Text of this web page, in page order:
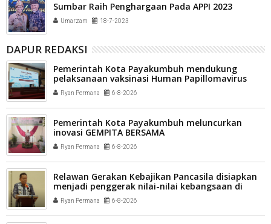
Sumbar Raih Penghargaan Pada APPI 2023
Umarzam 18-7-2023
DAPUR REDAKSI
Pemerintah Kota Payakumbuh mendukung
pelaksanaan vaksinasi Human Papillomavirus
(HPV) bagi aparatur sipil negara (ASN) dan
masyarakat
Ryan Permana 6-8-2026
Pemerintah Kota Payakumbuh meluncurkan
inovasi GEMPITA BERSAMA
Ryan Permana 6-8-2026
Relawan Gerakan Kebajikan Pancasila disiapkan
menjadi penggerak nilai-nilai kebangsaan di
tengah masyarakat Kota Payakumbuh
Ryan Permana 6-8-2026